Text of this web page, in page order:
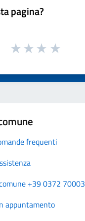
pagina?
frequenti
+39 0372 70003
appuntamento